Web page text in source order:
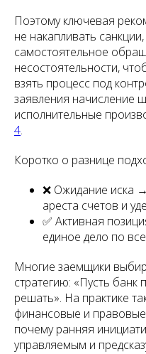
Поэтому ключевая
не накапливать
самостоятельное
несостоятельности,
взять процесс под
заявления начисление
исполнительные
4.
Коротко о разнице
❌ Ожидание иска
ареста счетов и
✅ Активная
единое дело по
Многие заемщики
стратегию: «Пусть банк
решать». На практике
финансовые и
почему ранняя
управляемым и